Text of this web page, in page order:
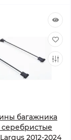
багажника
2012-2024